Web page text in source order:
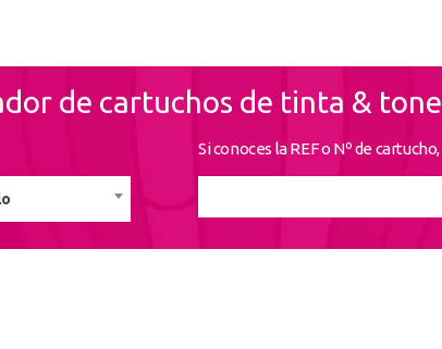
Nueva
Crea una
operaciones.
de cartuchos de tinta &
Si conoces la REF o Nº de